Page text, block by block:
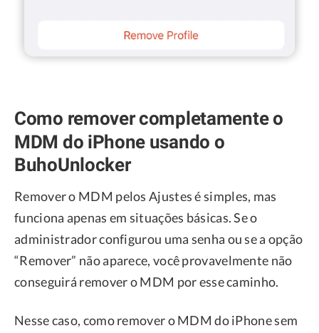
Como remover completamente o
MDM do iPhone usando o
BuhoUnlocker
Remover o MDM pelos Ajustes é simples, mas
funciona apenas em situações básicas. Se o
administrador configurou uma senha ou se a opção
“Remover” não aparece, você provavelmente não
conseguirá remover o MDM por esse caminho.
Nesse caso, como remover o MDM do iPhone sem